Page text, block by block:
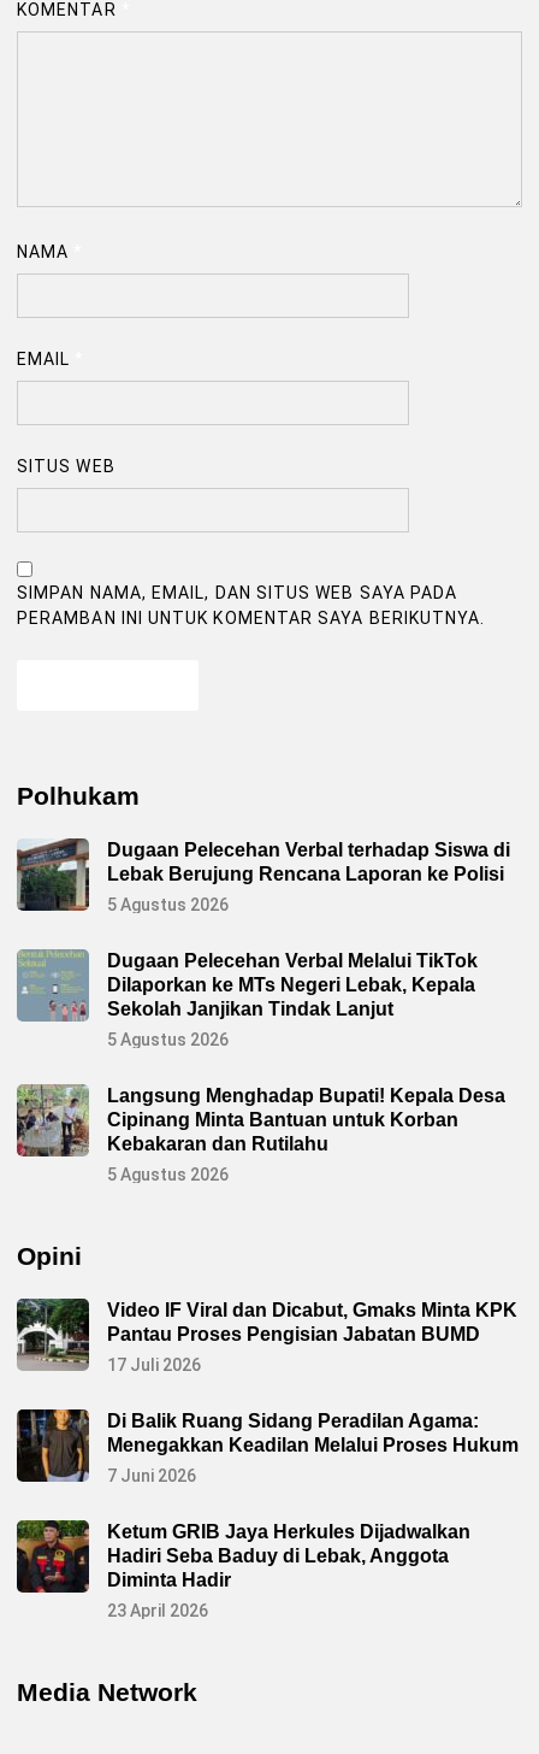
KOMENTAR
NAMA
EMAIL
SITUS WEB
SIMPAN NAMA, EMAIL, DAN SITUS WEB SAYA PADA
PERAMBAN INI UNTUK KOMENTAR SAYA BERIKUTNYA.
Polhukam
Dugaan Pelecehan Verbal terhadap Siswa di
Lebak Berujung Rencana Laporan ke Polisi
5 Agustus 2026
Dugaan Pelecehan Verbal Melalui TikTok
Dilaporkan ke MTs Negeri Lebak, Kepala
Sekolah Janjikan Tindak Lanjut
5 Agustus 2026
Langsung Menghadap Bupati! Kepala Desa
Cipinang Minta Bantuan untuk Korban
Kebakaran dan Rutilahu
5 Agustus 2026
Opini
Video IF Viral dan Dicabut, Gmaks Minta KPK
Pantau Proses Pengisian Jabatan BUMD
17 Juli 2026
Di Balik Ruang Sidang Peradilan Agama:
Menegakkan Keadilan Melalui Proses Hukum
7 Juni 2026
Ketum GRIB Jaya Herkules Dijadwalkan
Hadiri Seba Baduy di Lebak, Anggota
Diminta Hadir
23 April 2026
Media Network